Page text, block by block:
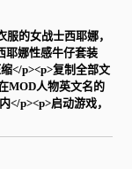
的女战士西耶娜，
耶娜性感牛仔套装
</p><p>复制全部文
MOD人物英文名的
p><p>启动游戏，